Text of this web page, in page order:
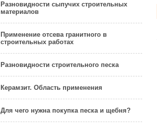
Разновидности сыпучих строительных
материалов
Применение отсева гранитного в
строительных работах
Разновидности строительного песка
Керамзит. Область применения
Для чего нужна покупка песка и щебня?